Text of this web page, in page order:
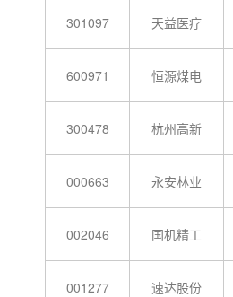
301097 天益医疗
600971 恒源煤电
300478 杭州高新
000663 永安林业
002046 国机精工
001277 速达股份